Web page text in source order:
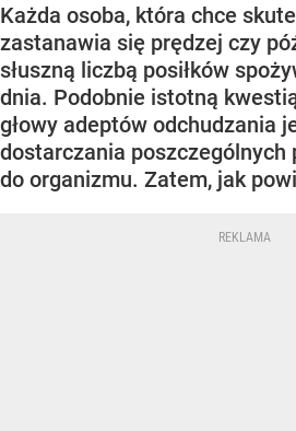
Każda osoba, która chce
zastanawia się prędzej czy
słuszną liczbą posiłków
dnia. Podobnie istotną
głowy adeptów odchudzania
dostarczania poszczególnych
do organizmu. Zatem, jak